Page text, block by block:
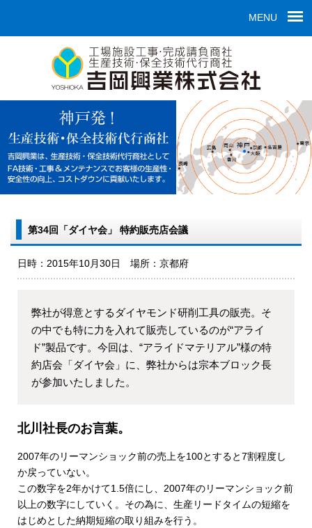
MENU
第34回「ダイヤ会」 特約販売店会議
日時：2015年10月30日 場所：京都府
弊社が得意とするダイヤモンド研削工具の販売。そ
の中でも特に力を入れて販売しているのが“アライ
ド”製品です。今回は、“アライドマテリアル”様の特
約店会「ダイヤ会」に、弊社からは宗本ブロック長
が参加いたしました。
北川社長のお言葉。
2007年のリーマンショック前の売上を100とすると7割程度し
か戻っていない。
この数字を2年かけて1.5倍にし、2007年のリーマンショック前
以上の数字にしていく。その為に、生産リードタイムの短縮を
はじめとした納期短縮の取り組みを行う。